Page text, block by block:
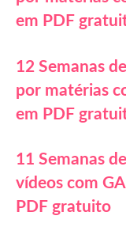
em PDF
12 Semanas
por matérias
em PDF
11 Semanas
vídeos com
PDF gratuito